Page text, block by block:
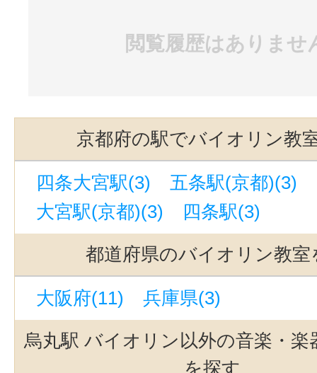
閲覧履歴はありませ
京都府の駅でバイオリン教
四条大宮駅(3)
五条駅(京都)(3)
大宮駅(京都)(3)
四条駅(3)
都道府県のバイオリン教室
大阪府(11)
兵庫県(3)
烏丸駅 バイオリン以外の音楽・楽
を探す